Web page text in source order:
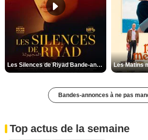
Les Silences de Riyad Bande-annonce VO STFR
Bandes-annonces à ne pas
Top actus de la semaine